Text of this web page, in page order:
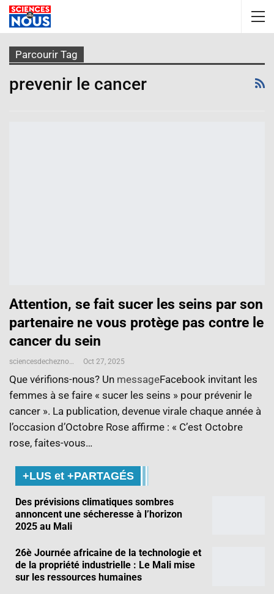
Parcourir Tag
prevenir le cancer
Attention, se fait sucer les seins par son
partenaire ne vous protège pas contre le
cancer du sein
sciencesdecheznous@gmail.com Oct 27, 2025
Que vérifions-nous? Un messageFacebook invitant les
femmes à se faire « sucer les seins » pour prévenir le
cancer ». La publication, devenue virale chaque année à
l’occasion d’Octobre Rose affirme : « C’est Octobre
rose, faites-vous…
+LUS et +PARTAGÉS
Des prévisions climatiques sombres
annoncent une sécheresse à l’horizon
2025 au Mali
26è Journée africaine de la technologie et
de la propriété industrielle : Le Mali mise
sur les ressources humaines